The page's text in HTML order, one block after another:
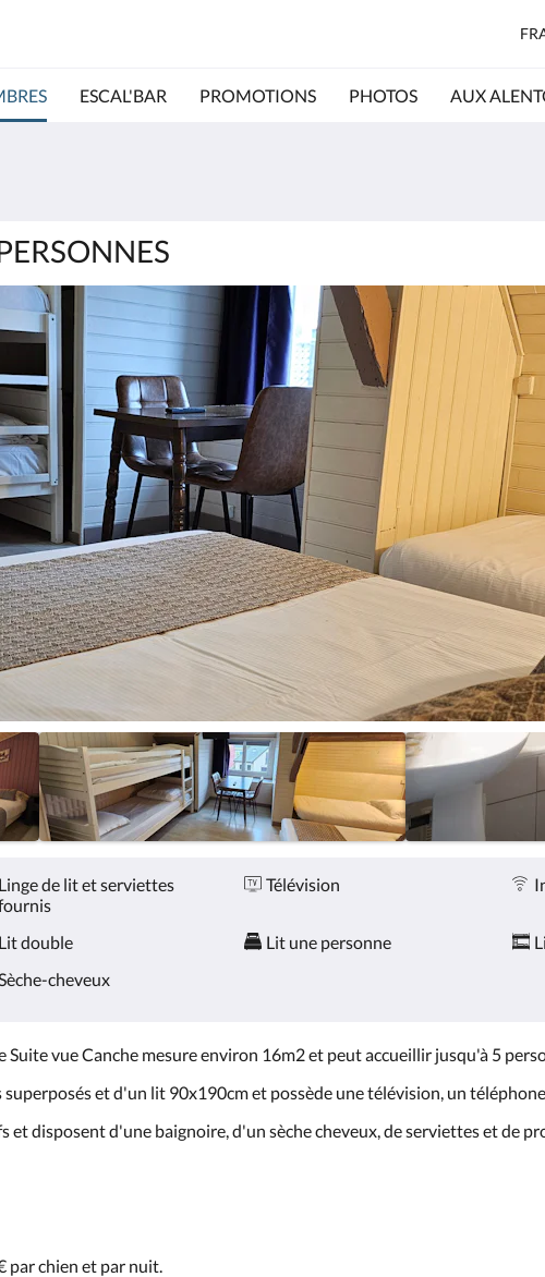
ESCAL'BAR PROMOTIONS PHOTOS AUX
Linge de lit et serviettes
Télévision
Lit double Lit une personne
cheveux
Suite vue Canche mesure environ 16m2 et peut accueillir jusqu'à 5
et d'un lit 90x190cm et possède une télévision, un
et disposent d'une baignoire, d'un sèche cheveux, de
par chien et par nuit.